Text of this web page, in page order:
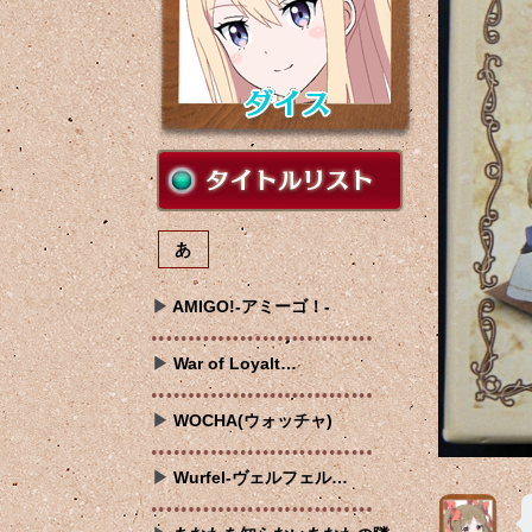
あ
AMIGO!-アミーゴ！-
War of Loyalt…
WOCHA(ウォッチャ)
Wurfel-ヴェルフェル…